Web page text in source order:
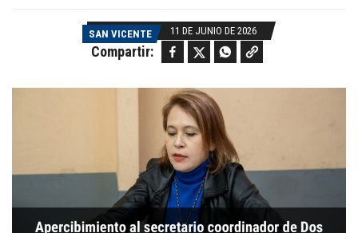
SAN VICENTE 11 DE JUNIO DE 2026
Compartir: Facebook Twitter WhatsApp Copy link